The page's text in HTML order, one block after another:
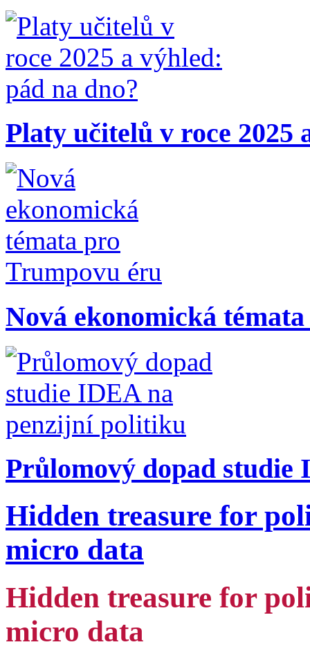
Platy učitelů v roce 2025
Nová ekonomická
Průlomový dopad
Hidden treasure for
micro data
Hidden treasure for
micro data